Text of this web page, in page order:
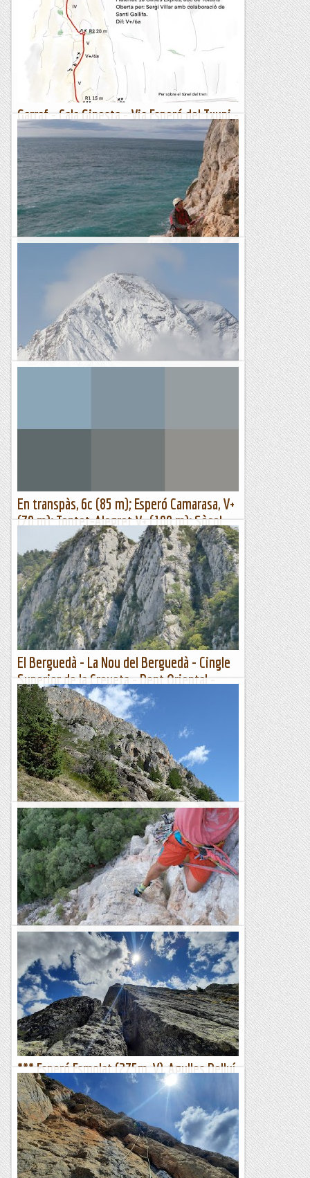
Aquesta via que puja pel vessant sud del puig dels Llops, és
una magnífica excusa per pujar al Puigsacalm escalant una
mica i caminant bastant. Tan aviat com la vaig veure...
Muntanyenc
Garraf - Cala Ginesta - Via Esperó del Txupi -
21/01/2023
Ja fa uns anys en Sergi Villar va obrir un esperó, mirant des
del mar, a l'esquerra de la Cala Ginesta. Recentment l'ha
publicada i avui l'hem anat a tastar. Malgrat...
Manel&Ita
Via Espero del Txupi . Cala Ginesta
Fa uns anys i per recordar el nostre Joan Victor Txupi, li vaig
dedicar aquesta curta i asequible via.Va ser un caos anar sol i
sense material. Sort del meu estimat...
Les altres vies...
presència just arribats dalt del telecabina! Així que hi...
En transpàs, 6c (85 m); Esperó Camarasa, V+
(70 m); Tontet-Alegret V+ (100 m); Sòcol
del Mont-Roig
Tot justs arribats dels Alps, Montse i Emili enllesteixen tres
excel·lents noves vietes a l'esquerra del Solàrium. Això és un
no parar. Com apunta dia de sol, comencem...
Lo gall
El Berguedà - La Nou del Berguedà - Cingle
Superior de la Creueta - Dent Oriental -
Esperó de la Tor 11/09/2022
Avui, amb el Sergi i la Montse, fem cap al Cingle Superior
de la Creueta. Sabíem que en Joan Rovira havia obert unes
vies, però no teníem ressenyes, així que...
Manel&Ita
Bouchier. Esperó de Bouchier
Avui, per deixar reposar els genolls, agafo el material i surto a
provar una via relativament llarga, però que sembla poc
complicada i, sobretot, interessant. A més, la roca...
Muntanyenc
Via Espero del Salvi al Turó del Ros
Despres de mes de trenta anys de veure aquesta cinglera
quan tornaba de Montserrat o Pedraforca , per fi he pogut
apropar-me i coneixer de primera mà aquest bonic i...
Les altres vies...
*** Esperó Esmolat (275m, V), Agulles Delluí
(Estany Llong), Aigüestortes
Dimecres, 1 de juny de 2022Quan toca improvisar sorgeix un
deix d'aventura que fa semblar nova qualsevol via. No
importa que l'hagis escalat, el record no sol ser fidel...
Benvinguts al Paradís